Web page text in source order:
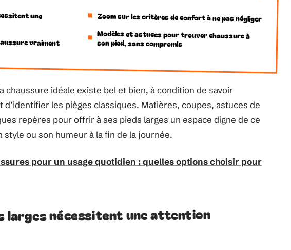
une
vraiment
Zoom sur les critères de confort à ne pas négliger
Modèles et astuces pour trouver chaussure à
son pied, sans compromis
chaussure idéale existe bel et bien, à condition de savoir
les pièges classiques. Matières, coupes, astuces de
repères pour offrir à ses pieds larges un espace digne de ce
ou son humeur à la fin de la journée.
pour un usage quotidien : quelles options choisir pour
larges nécessitent une attention